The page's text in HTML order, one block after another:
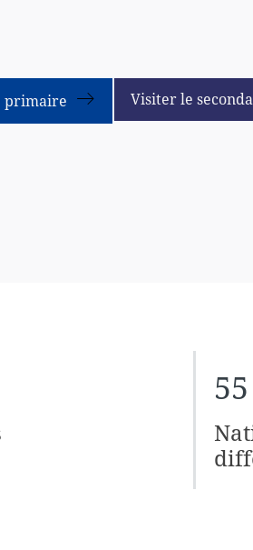
primaire Visiter le
55